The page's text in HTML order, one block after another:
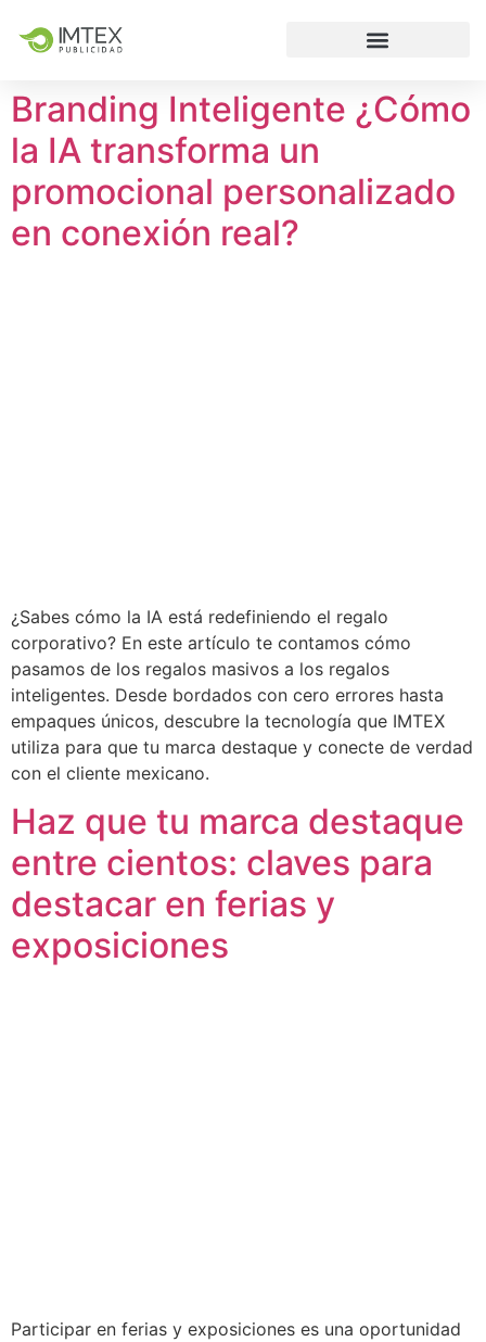
Branding Inteligente ¿Cómo
la IA transforma un
promocional personalizado
en conexión real?
¿Sabes cómo la IA está redefiniendo el regalo
corporativo? En este artículo te contamos cómo
pasamos de los regalos masivos a los regalos
inteligentes. Desde bordados con cero errores hasta
empaques únicos, descubre la tecnología que IMTEX
utiliza para que tu marca destaque y conecte de verdad
con el cliente mexicano.
Haz que tu marca destaque
entre cientos: claves para
destacar en ferias y
exposiciones
Participar en ferias y exposiciones es una oportunidad